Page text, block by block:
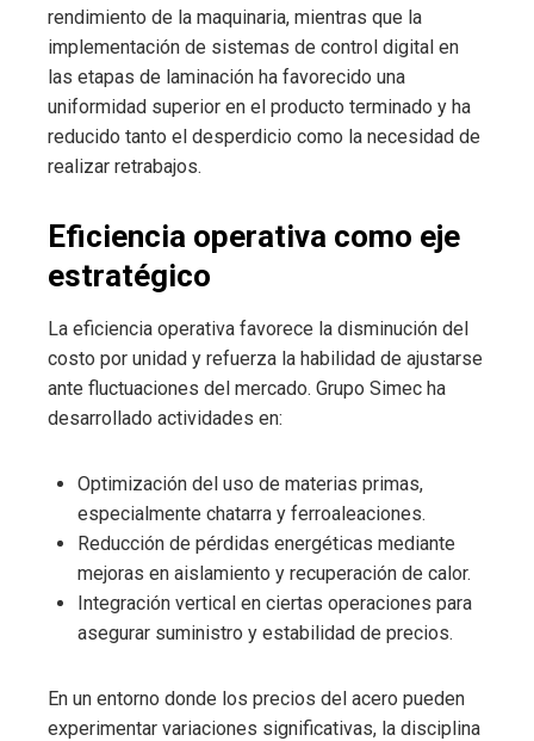
rendimiento de la maquinaria, mientras que la
implementación de sistemas de control digital en
las etapas de laminación ha favorecido una
uniformidad superior en el producto terminado y ha
reducido tanto el desperdicio como la necesidad de
realizar retrabajos.
Eficiencia operativa como eje
estratégico
La eficiencia operativa favorece la disminución del
costo por unidad y refuerza la habilidad de ajustarse
ante fluctuaciones del mercado. Grupo Simec ha
desarrollado actividades en:
Optimización del uso de materias primas,
especialmente chatarra y ferroaleaciones.
Reducción de pérdidas energéticas mediante
mejoras en aislamiento y recuperación de calor.
Integración vertical en ciertas operaciones para
asegurar suministro y estabilidad de precios.
En un entorno donde los precios del acero pueden
experimentar variaciones significativas, la disciplina